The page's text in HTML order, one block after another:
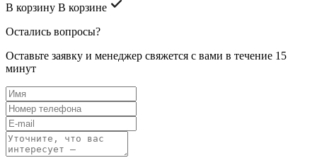
В корзину В корзине
Остались вопросы?
Оставьте заявку и менеджер свяжется с вами в течение 15
минут